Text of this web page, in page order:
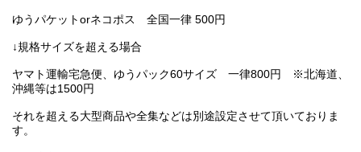
ゆうパケットorネコポス 全国一律 500円
↓規格サイズを超える場合
ヤマト運輸宅急便、ゆうパック60サイズ 一律800円 ※北海道、
沖縄等は1500円
それを超える大型商品や全集などは別途設定させて頂いておりま
す。